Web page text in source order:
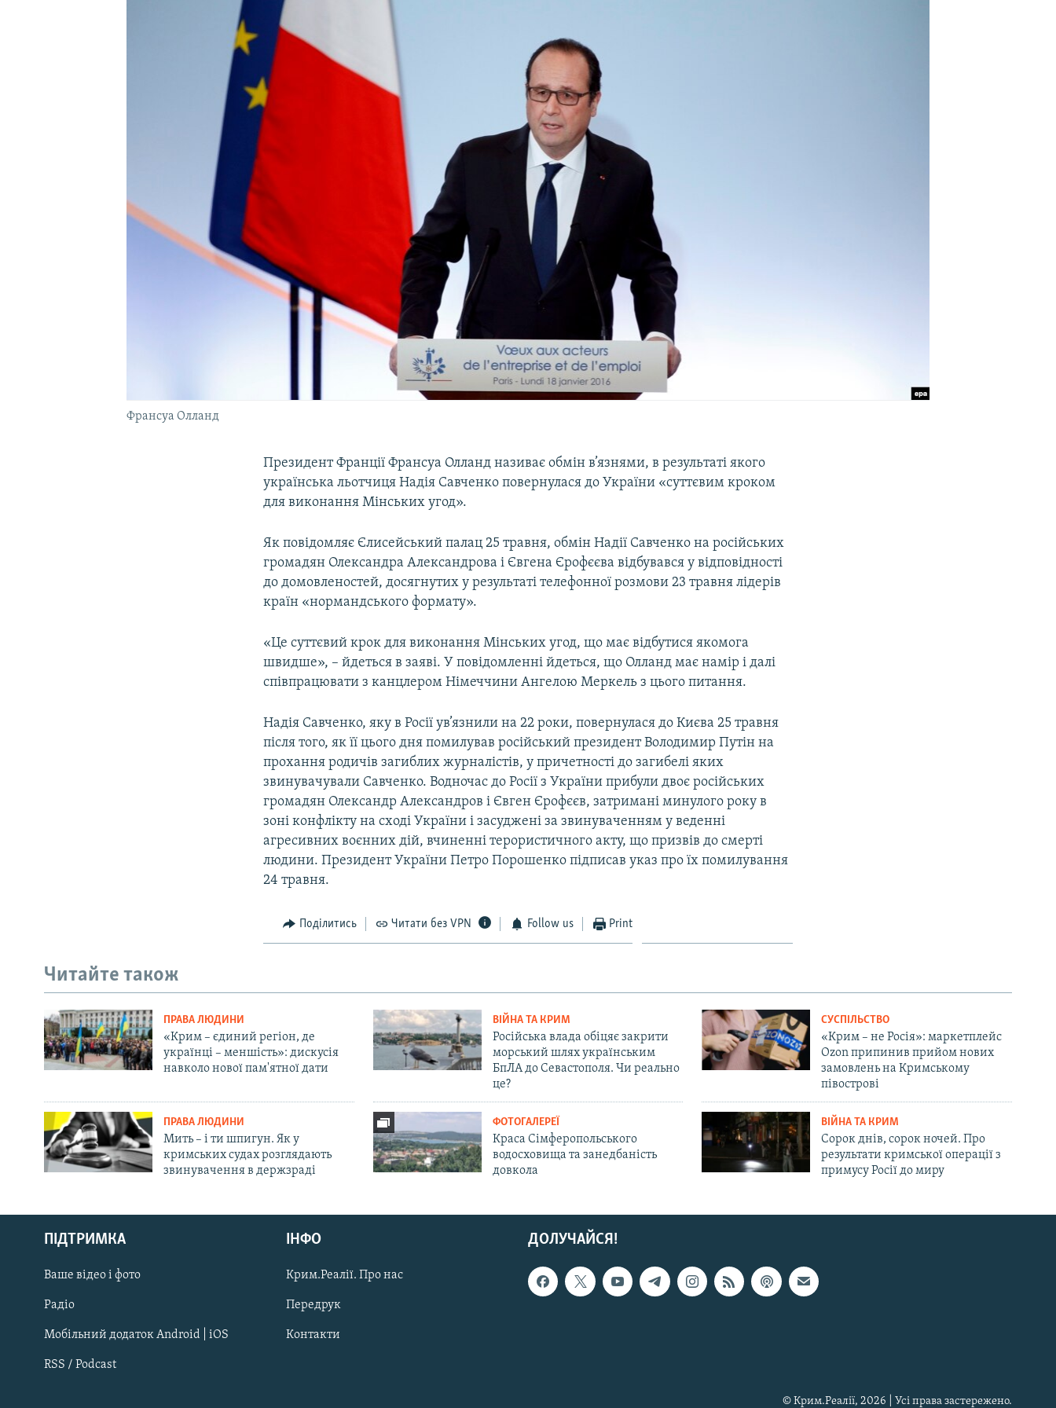
Русский
Qırımtatar
ДОЛУЧАЙСЯ!
Франсуа Олланд
Президент Франції Франсуа Олланд називає обмін в’язнями, в результаті якого
українська льотчиця Надія Савченко повернулася до України «суттєвим кроком
для виконання Мінських угод».
Як повідомляє Єлисейський палац 25 травня, обмін Надії Савченко на російських
громадян Олександра Александрова і Євгена Єрофєєва відбувався у відповідності
до домовленостей, досягнутих у результаті телефонної розмови 23 травня лідерів
країн «нормандського формату».
«Це суттєвий крок для виконання Мінських угод, що має відбутися якомога
швидше», – йдеться в заяві. У повідомленні йдеться, що Олланд має намір і далі
співпрацювати з канцлером Німеччини Ангелою Меркель з цього питання.
Надія Савченко, яку в Росії ув’язнили на 22 роки, повернулася до Києва 25 травня
після того, як її цього дня помилував російський президент Володимир Путін на
прохання родичів загиблих журналістів, у причетності до загибелі яких
звинувачували Савченко. Водночас до Росії з України прибули двоє російських
громадян Олександр Александров і Євген Єрофєєв, затримані минулого року в
зоні конфлікту на сході України і засуджені за звинуваченням у веденні
агресивних воєнних дій, вчиненні терористичного акту, що призвів до смерті
людини. Президент України Петро Порошенко підписав указ про їх помилування
24 травня.
Поділитись Читати без VPN Follow us Print
Читайте також
ПРАВА ЛЮДИНИ
«Крим – єдиний регіон, де
українці – меншість»: дискусія
навколо нової пам'ятної дати
ВІЙНА ТА КРИМ
Російська влада обіцяє закрити
морський шлях українським
БпЛА до Севастополя. Чи реально
це?
СУСПІЛЬСТВО
«Крим – не Росія»: маркетплейс
Ozon припинив прийом нових
замовлень на Кримському
півострові
ПРАВА ЛЮДИНИ
Мить – і ти шпигун. Як у
кримських судах розглядають
звинувачення в держзраді
ФОТОГАЛЕРЕЇ
Краса Сімферопольського
водосховища та занедбаність
довкола
ВІЙНА ТА КРИМ
Сорок днів, сорок ночей. Про
результати кримської операції з
примусу Росії до миру
ДОЛУЧАЙСЯ!
ПІДТРИМКА
Ваше відео і фото
Радіо
Мобільний додаток Android | iOS
RSS / Podcast
ІНФО
Крим.Реалії. Про нас
Передрук
Контакти
© Крим.Реалії, 2026 | Усі права застережено.